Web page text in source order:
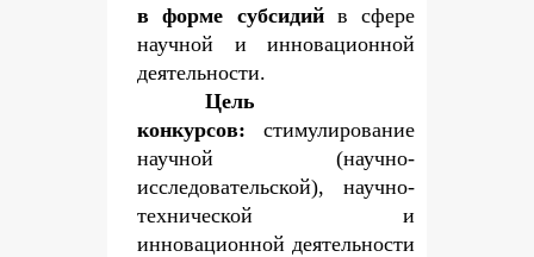
в форме субсидийв сфере
научной и инновационной
деятельности.
Цель
конкурсов: стимулирование
научной (научно-
исследовательской), научно-
технической и
инновационной деятельности